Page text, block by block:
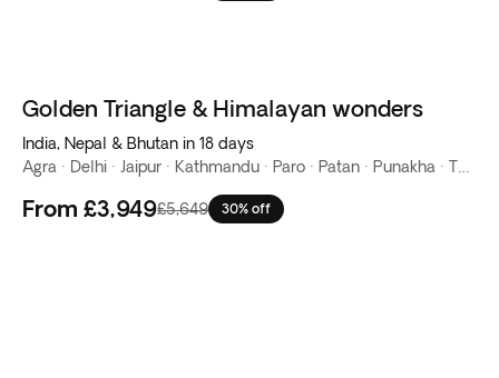
Golden Triangle & Himalayan wonders
India, Nepal & Bhutan in 18 days
From £3,949£5,649 30% off